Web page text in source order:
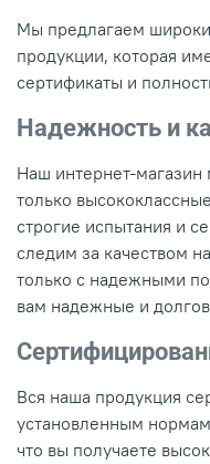
Мы предлагаем
продукции, которая
сертификаты и
Надежность и
Наш интернет-магазин
только
строгие испытания и
следим за качеством
только с надежными
вам надежные и
Вся наша продукция
установленным нормам
что вы получаете